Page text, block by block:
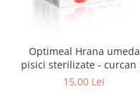
Optimeal Hrana umeda
pisici sterilizate - curcan si
pui in sos, set 3+1,
15,00 Lei